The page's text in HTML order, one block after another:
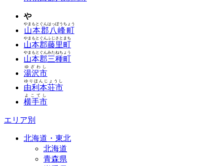
や
山本郡八峰町
やまもとぐんはっぽうちょう
山本郡藤里町
やまもとぐんふじさとまち
山本郡三種町
やまもとぐんみたねちょう
湯沢市
ゆざわし
由利本荘市
ゆりほんじょうし
横手市
よこてし
エリア別
北海道・東北
北海道
青森県